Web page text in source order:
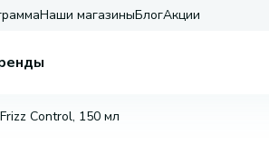
Наши магазиныБлогАкции
Control, 150 мл